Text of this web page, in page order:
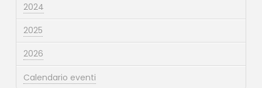
2024
2025
2026
Calendario eventi